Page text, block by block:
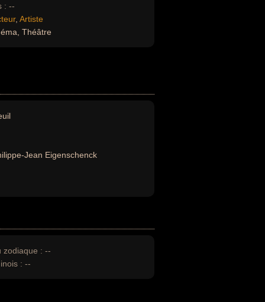
: --
, Artiste
Théâtre
Jean Eigenschenck
zodiaque : --
: --